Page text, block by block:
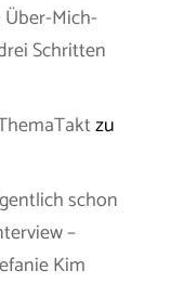
Mich-
Schritten
zu
schon
–
Kim